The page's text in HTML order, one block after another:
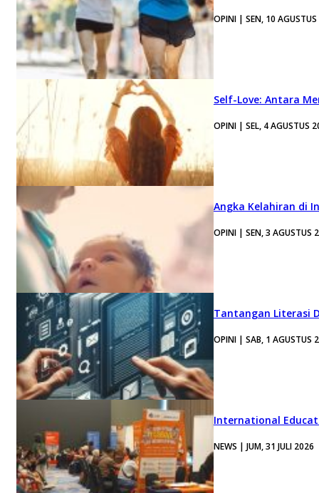
OPINI | SEN, 10
Self-Love: Antara
OPINI | SEL, 4 AGUSTUS
Angka Kelahiran di
OPINI | SEN, 3 AGUSTUS
Tantangan Literasi
OPINI | SAB, 1 AGUSTUS
International
NEWS | JUM, 31 JULI 2026